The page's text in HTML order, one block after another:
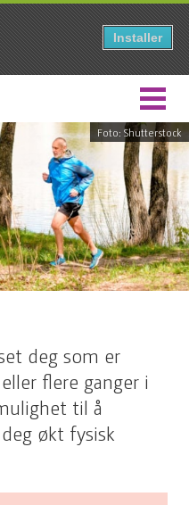
Installer
Foto: Shutterstock
deg som er
flere ganger i
til å
økt fysisk